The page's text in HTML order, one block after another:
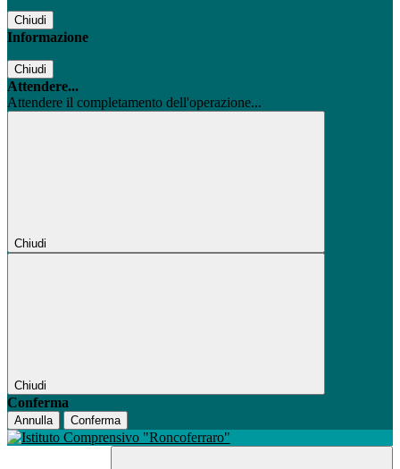
Chiudi
Informazione
Chiudi
Attendere...
Attendere il completamento dell'operazione...
Chiudi
Chiudi
Conferma
Annulla Conferma